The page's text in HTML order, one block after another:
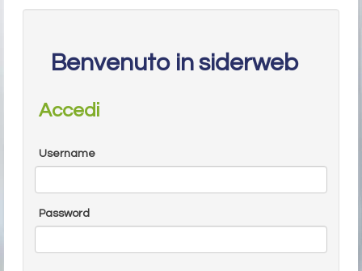
Benvenuto in siderweb
Accedi
Username
Password